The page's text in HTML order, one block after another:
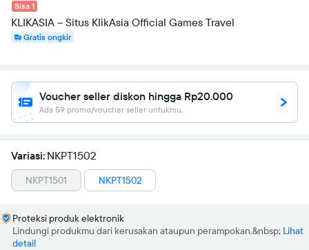
Sisa 1
KLIKASIA – Situs KlikAsia Official Games Travel
Gratis ongkir
Voucher seller diskon hingga Rp20.000
Ada 59 promo/voucher seller untukmu.
Variasi: NKPT1502
NKPT1501 NKPT1502
Proteksi produk elektronik
Lindungi produkmu dari kerusakan ataupun perampokan.
Lihat
detail